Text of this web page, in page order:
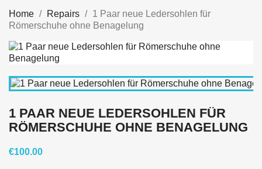
Home Repairs
1 Paar neue Ledersohlen für
Römerschuhe ohne Benagelung
1 PAAR NEUE LEDERSOHLEN FÜR
RÖMERSCHUHE OHNE BENAGELUNG
€100.00